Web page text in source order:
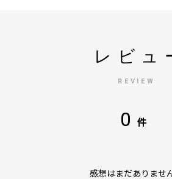
レビュ
REVIEW
0 件
感想はまだありませ